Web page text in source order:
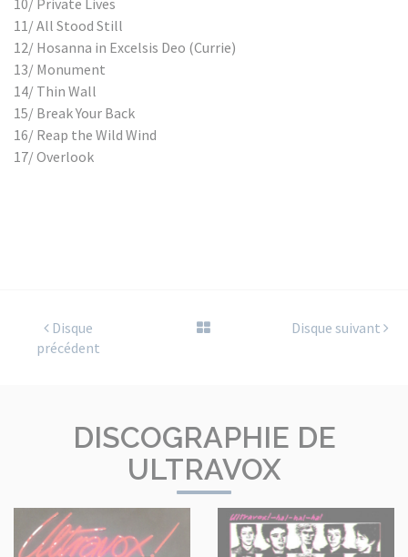
10/ Private Lives
11/ All Stood Still
12/ Hosanna in Excelsis Deo (Currie)
13/ Monument
14/ Thin Wall
15/ Break Your Back
16/ Reap the Wild Wind
17/ Overlook
Disque
précédent
Disque suivant
DISCOGRAPHIE DE
ULTRAVOX